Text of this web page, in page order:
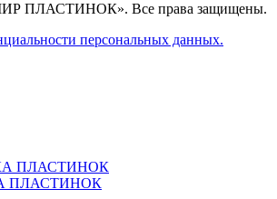
ПЛАСТИНОК». Все права защищены.
персональных данных.
ПЛАСТИНОК
ПЛАСТИНОК